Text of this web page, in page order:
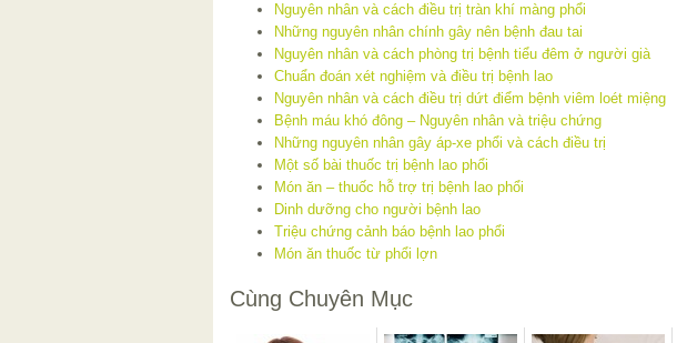
Nguyên nhân và cách điều trị tràn khí màng phổi
Những nguyên nhân chính gây nên bệnh đau tai
Nguyên nhân và cách phòng trị bệnh tiểu đêm ở người già
Chuẩn đoán xét nghiệm và điều trị bệnh lao
Nguyên nhân và cách điều trị dứt điểm bệnh viêm loét miệng
Bệnh máu khó đông – Nguyên nhân và triệu chứng
Những nguyên nhân gây áp-xe phổi và cách điều trị
Một số bài thuốc trị bệnh lao phổi
Món ăn – thuốc hỗ trợ trị bệnh lao phổi
Dinh dưỡng cho người bệnh lao
Triệu chứng cảnh báo bệnh lao phổi
Món ăn thuốc từ phổi lợn
Cùng Chuyên Mục